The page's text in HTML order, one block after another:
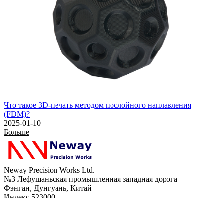
Что такое 3D-печать методом послойного наплавления
(FDM)?
2025-01-10
Больше
Neway Precision Works Ltd.
№3 Лефушаньская промышленная западная дорога
Фэнган, Дунгуань, Китай